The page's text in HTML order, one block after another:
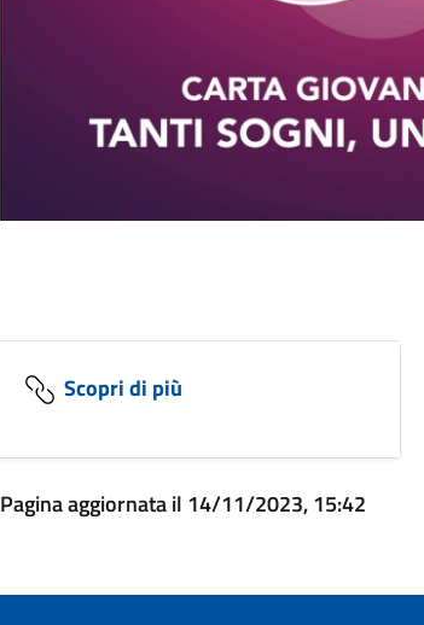
Scopri di più
Pagina aggiornata il 14/11/2023, 15:42